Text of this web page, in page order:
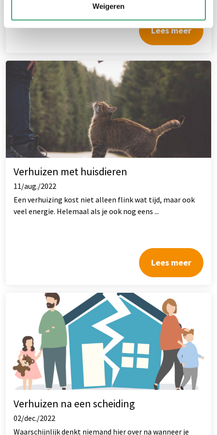
Weigeren
Lees meer
Verhuizen met huisdieren
11/aug./2022
Een verhuizing kost niet alleen flink wat tijd, maar ook
veel energie. Helemaal als je ook nog eens ...
Lees meer
Verhuizen na een scheiding
02/dec./2022
Waarschijnlijk denkt niemand hier over na wanneer je